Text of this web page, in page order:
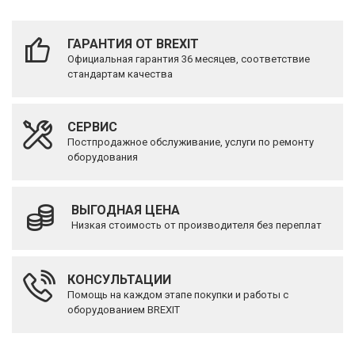
ГАРАНТИЯ ОТ BREXIT
Официальная гарантия 36 месяцев, соответствие
стандартам качества
СЕРВИС
Постпродажное обслуживание, услуги по ремонту
оборудования
ВЫГОДНАЯ ЦЕНА
Низкая стоимость от производителя без переплат
КОНСУЛЬТАЦИИ
Помощь на каждом этапе покупки и работы с
оборудованием BREXIT